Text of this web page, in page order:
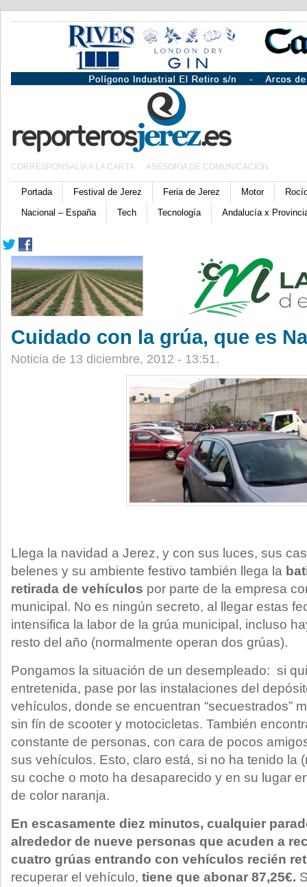
CORRESPONSALÍA A LA CARTA ASESORÍA DE COMUNICACIÓN
Portada Festival de Jerez Feria de Jerez Motor
Nacional – España
Tech Tecnología Andalucía x
Cuidado con la grúa, que es
Noticia de 13 diciembre, 2012 - 13:51.
Llega la navidad a Jerez, y con sus luces, sus
belenes y su ambiente festivo también llega la
retirada de vehículos por parte de la empresa
municipal. No es ningún secreto, al llegar estas
intensifica la labor de la grúa municipal, incluso
resto del año (normalmente operan dos grúas).
Pongamos la situación de un desempleado: si
entretenida, pase por las instalaciones del
vehículos, donde se encuentran “secuestrados”
sin fín de scooter y motocicletas. También
constante de personas, con cara de pocos
sus vehículos. Esto, claro está, si no ha tenido la
su coche o moto ha desaparecido y en su lugar
de color naranja.
En escasamente diez minutos, cualquier
alrededor de nueve personas que acuden a
cuatro grúas entrando con vehículos recién
recuperar el vehículo, tiene que abonar 87,25€.